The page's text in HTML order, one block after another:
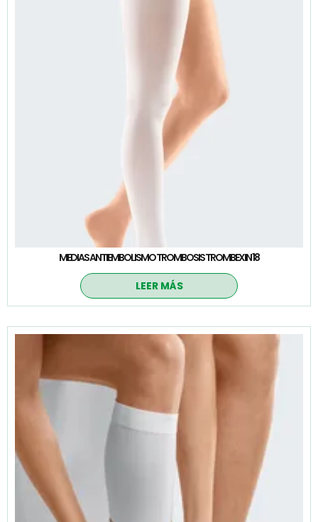
MEDIAS ANTIEMBOLISMO TROMBOSIS TROMBEXIN 18
LEER MÁS